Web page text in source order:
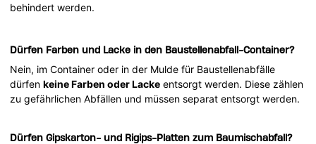
behindert werden.
Dürfen Farben und Lacke in den Baustellenabfall-Container?
Nein, im Container oder in der Mulde für Baustellenabfälle
dürfenkeine Farben oder Lacke entsorgt werden. Diese zählen
zu gefährlichen Abfällen und müssen separat entsorgt werden.
Dürfen Gipskarton- und Rigips-Platten zum Baumischabfall?